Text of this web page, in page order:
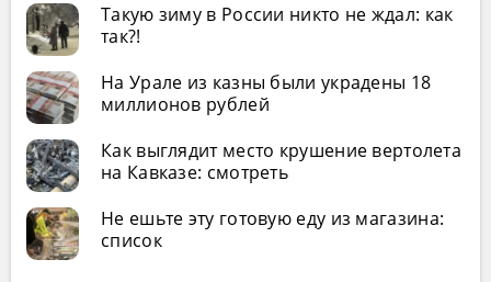
Такую зиму в России никто не ждал: как
так?!
На Урале из казны были украдены 18
миллионов рублей
Как выглядит место крушение вертолета
на Кавказе: смотреть
Не ешьте эту готовую еду из магазина:
список